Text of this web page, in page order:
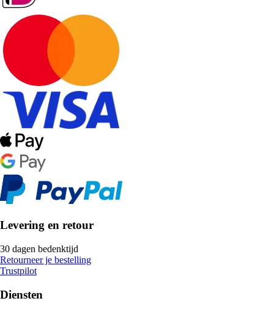
Levering en retour
30 dagen bedenktijd
Retourneer je bestelling
Trustpilot
Diensten